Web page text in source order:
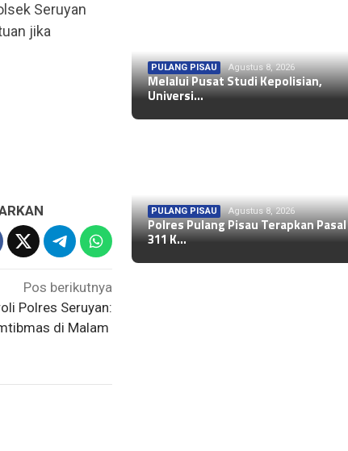
Seruyan
jika
Pos berikutnya
Polres Seruyan:
di Malam
PULANG PISAU Agustus 8, 2026
Melalui Pusat Studi Kepolisian,
Universi…
PULANG PISAU Agustus 8, 2026
Polres Pulang Pisau Terapkan Pasal
311 K…